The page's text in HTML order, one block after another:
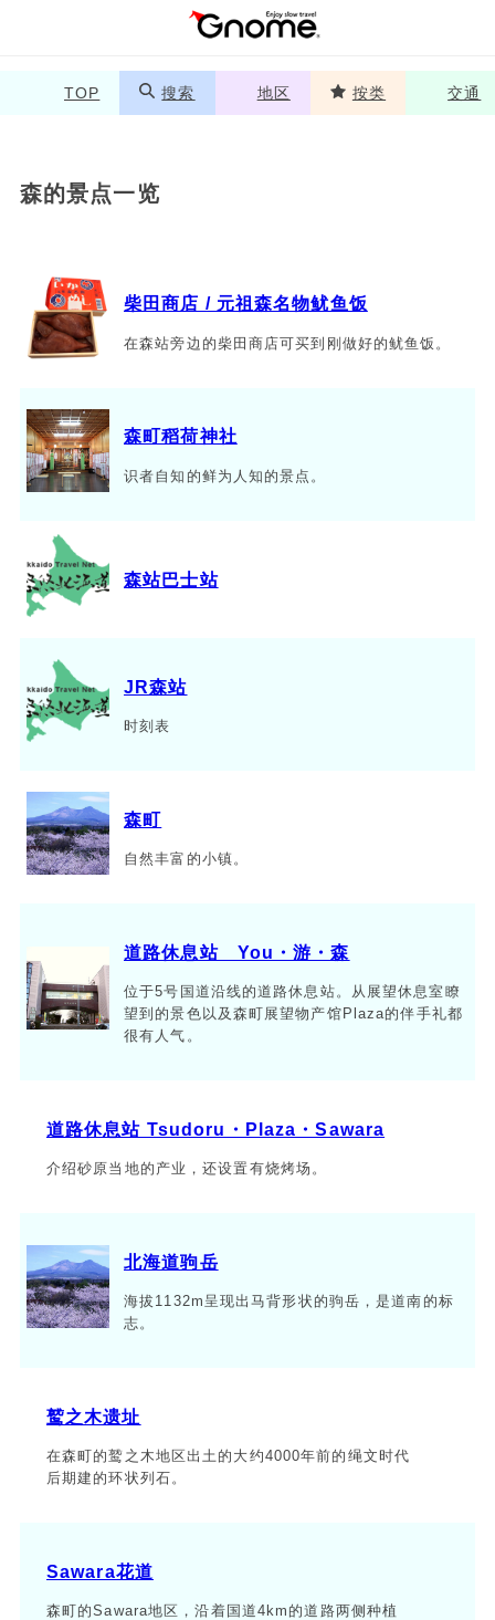
TOP 搜索 地区 按类 交通
森的景点一览
柴田商店 / 元祖森名物鱿鱼饭
在森站旁边的柴田商店可买到刚做好的鱿鱼饭。
森町稻荷神社
识者自知的鲜为人知的景点。
森站巴士站
JR森站
时刻表
森町
自然丰富的小镇。
道路休息站 You・游・森
位于5号国道沿线的道路休息站。从展望休息室瞭
望到的景色以及森町展望物产馆Plaza的伴手礼都
很有人气。
道路休息站 Tsudoru・Plaza・Sawara
介绍砂原当地的产业，还设置有烧烤场。
北海道驹岳
海拔1132m呈现出马背形状的驹岳，是道南的标
志。
鹫之木遗址
在森町的鹫之木地区出土的大约4000年前的绳文时代
后期建的环状列石。
Sawara花道
森町的Sawara地区，沿着国道4km的道路两侧种植